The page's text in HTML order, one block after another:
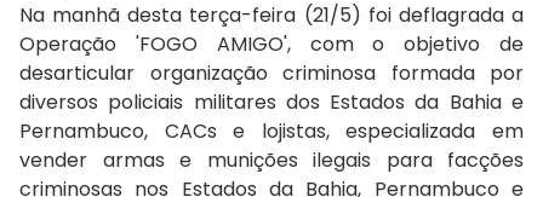
Na manhã desta terça-feira (21/5) foi deflagrada a
Operação 'FOGO AMIGO', com o objetivo de
desarticular organização criminosa formada por
diversos policiais militares dos Estados da Bahia e
Pernambuco, CACs e lojistas, especializada em
vender armas e munições ilegais para facções
criminosas nos Estados da Bahia, Pernambuco e